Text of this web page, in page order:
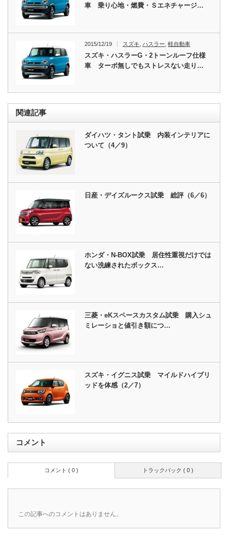
車 乗り心地・燃費・Ｓエネチャージ…
2015/12/19 スズキ ,ハスラー ,軽自動車
スズキ・ハスラーG・2トーンルーフ仕様
車 ターボ無しでもストレスない走り…
関連記事
ダイハツ・タント試乗 内装インテリアに
ついて（4／9）
日産・デイズルークス試乗 総評（6／6）
ホンダ・N-BOX試乗 居住性重視だけでは
ない洗練されたボックス…
三菱・eKスペースカスタム試乗 購入シュ
ミレーショと値引き額につ…
スズキ・イグニス試乗 マイルドハイブリ
ッドを体感（2／7）
コメント
トラックバック ( 0 )
コメント ( 0 )
この記事へのコメントはありません。